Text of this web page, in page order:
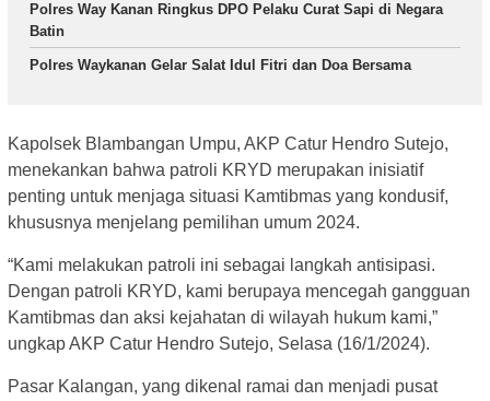
Polres Way Kanan Ringkus DPO Pelaku Curat Sapi di Negara
Batin
Polres Waykanan Gelar Salat Idul Fitri dan Doa Bersama
Kapolsek Blambangan Umpu, AKP Catur Hendro Sutejo,
menekankan bahwa patroli KRYD merupakan inisiatif
penting untuk menjaga situasi Kamtibmas yang kondusif,
khususnya menjelang pemilihan umum 2024.
“Kami melakukan patroli ini sebagai langkah antisipasi.
Dengan patroli KRYD, kami berupaya mencegah gangguan
Kamtibmas dan aksi kejahatan di wilayah hukum kami,”
ungkap AKP Catur Hendro Sutejo, Selasa (16/1/2024).
Pasar Kalangan, yang dikenal ramai dan menjadi pusat